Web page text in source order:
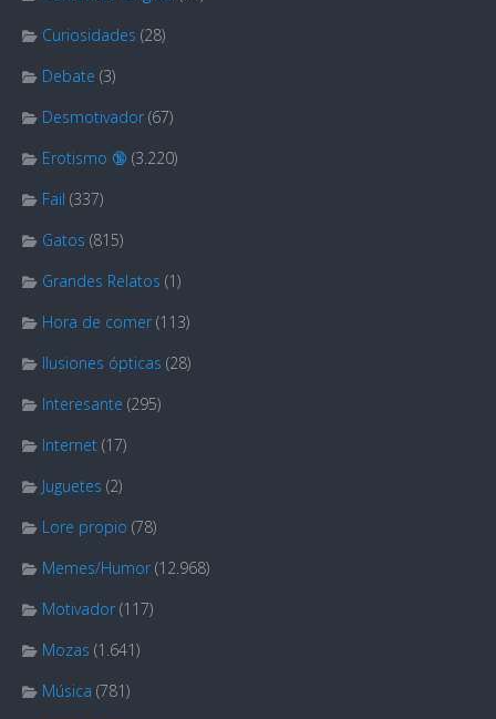
Curiosidades (28)
Debate (3)
Desmotivador (67)
Erotismo 🔞 (3.220)
Fail (337)
Gatos (815)
Grandes Relatos (1)
Hora de comer (113)
Ilusiones ópticas (28)
Interesante (295)
Internet (17)
Juguetes (2)
Lore propio (78)
Memes/Humor (12.968)
Motivador (117)
Mozas (1.641)
Música (781)